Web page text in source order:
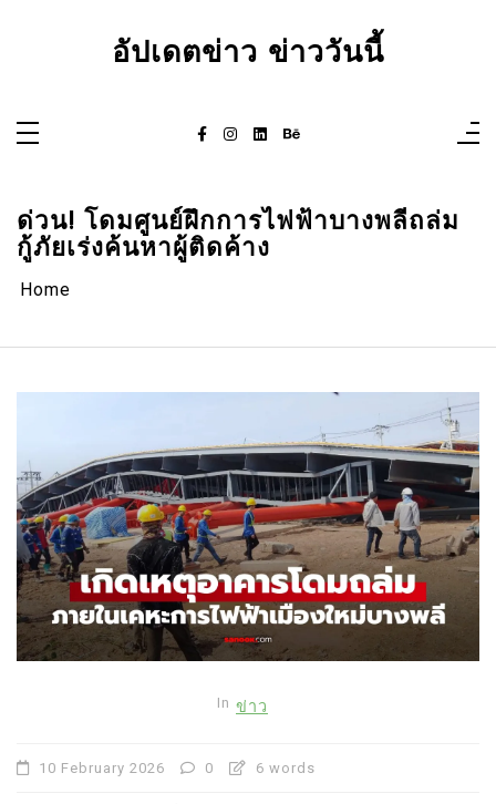
อัปเดตข่าว ข่าววันนี้
ด่วน! โดมศูนย์ฝึกการไฟฟ้าบางพลีถล่ม
กู้ภัยเร่งค้นหาผู้ติดค้าง
Home
In ข่าว
10 February 2026 0 6 words